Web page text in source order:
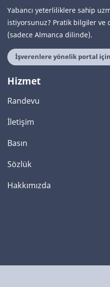
Yabancı yeterliliklere sahip
istiyorsunuz? Pratik bilgiler ve
(sadece Almanca dilinde).
İşverenlere yönelik portal için
Hizmet
Randevu
İletişim
Basın
Sözlük
Hakkımızda